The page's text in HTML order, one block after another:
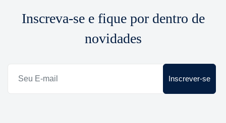
Inscreva-se e fique por dentro de
novidades
Inscrever-se